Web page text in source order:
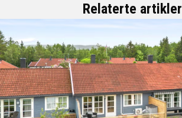
Relaterte artikler